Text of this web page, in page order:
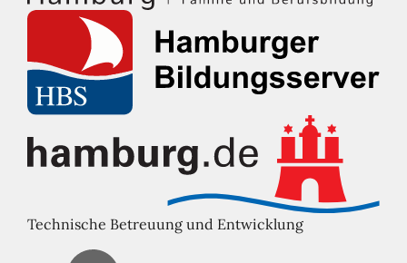
Technische Betreuung und Entwicklung